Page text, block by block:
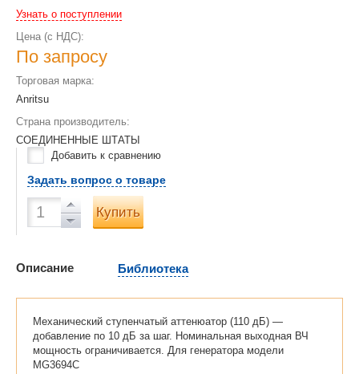
Узнать о поступлении
Цена (с НДС):
По запросу
Торговая марка:
Anritsu
Страна производитель:
СОЕДИНЕННЫЕ ШТАТЫ
Добавить к сравнению
Задать вопрос о товаре
Купить
Описание Библиотека
Механический ступенчатый аттенюатор (110 дБ) —
добавление по 10 дБ за шаг. Номинальная выходная ВЧ
мощность ограничивается. Для генератора модели
MG3694C